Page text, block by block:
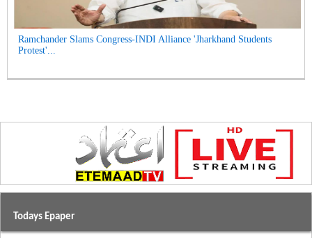
Ramchander Slams Congress-INDI Alliance 'Jharkhand Students
Protest'...
Todays Epaper